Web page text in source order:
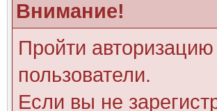
Внимание!
Пройти
пользователи.
Если вы не